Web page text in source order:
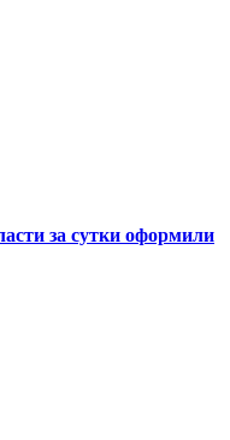
за сутки оформили